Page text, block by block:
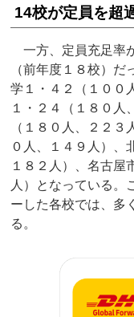
14校が定員を超
一方、定員充足率
（前年度１８校）
学１・４２（１００
１・２４（１８０人
（１８０人、２２
０人、１４９人）、
１８２人）、名古屋
人）となっている。
ーした各校では、多
る。